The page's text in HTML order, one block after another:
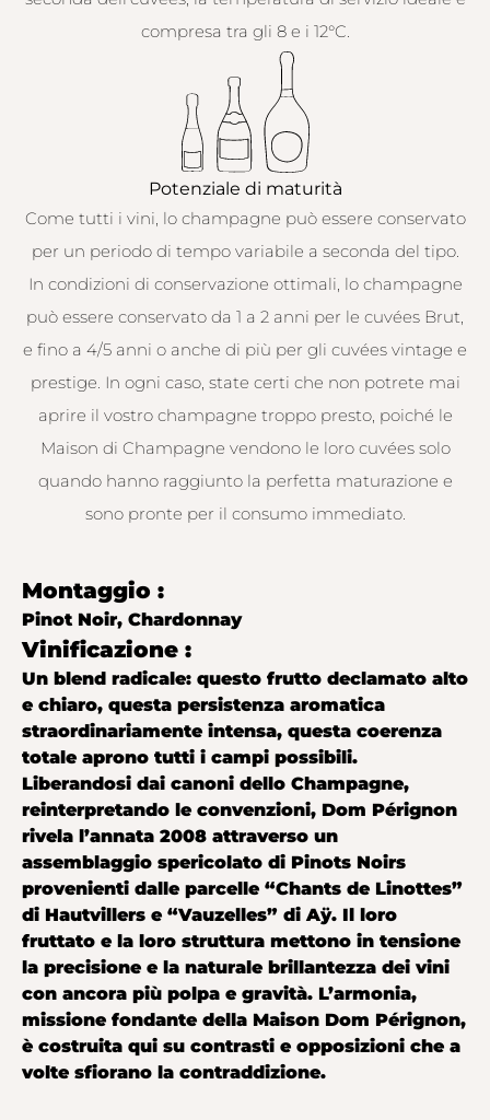
compresa tra gli 8 e i 12°C.
Potenziale di maturità
Come tutti i vini, lo champagne può essere conservato
per un periodo di tempo variabile a seconda del tipo.
In condizioni di conservazione ottimali, lo champagne
può essere conservato da 1 a 2 anni per le cuvées Brut,
e fino a 4/5 anni o anche di più per gli cuvées vintage e
prestige. In ogni caso, state certi che non potrete mai
aprire il vostro champagne troppo presto, poiché le
Maison di Champagne vendono le loro cuvées solo
quando hanno raggiunto la perfetta maturazione e
sono pronte per il consumo immediato.
Montaggio :
Pinot Noir, Chardonnay
Vinificazione :
Un blend radicale: questo frutto declamato alto
e chiaro, questa persistenza aromatica
straordinariamente intensa, questa coerenza
totale aprono tutti i campi possibili.
Liberandosi dai canoni dello Champagne,
reinterpretando le convenzioni, Dom Pérignon
rivela l’annata 2008 attraverso un
assemblaggio spericolato di Pinots Noirs
provenienti dalle parcelle “Chants de Linottes”
di Hautvillers e “Vauzelles” di Aÿ. Il loro
fruttato e la loro struttura mettono in tensione
la precisione e la naturale brillantezza dei vini
con ancora più polpa e gravità. L’armonia,
missione fondante della Maison Dom Pérignon,
è costruita qui su contrasti e opposizioni che a
volte sfiorano la contraddizione.